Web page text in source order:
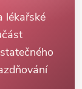
lékařské